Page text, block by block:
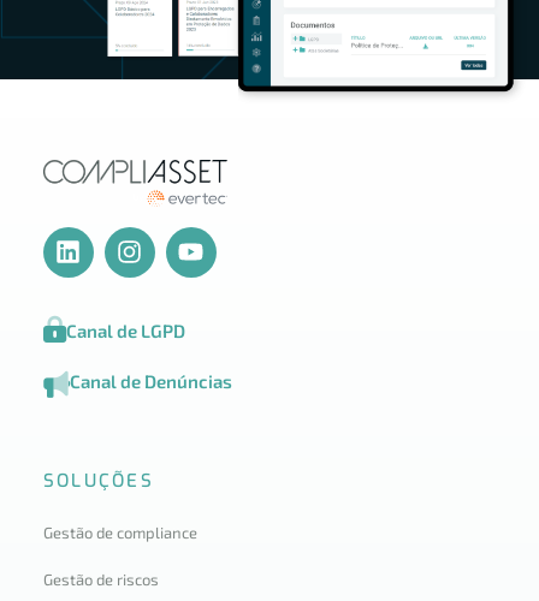
Canal de LGPD
Canal de Denúncias
SOLUÇÕES
Gestão de compliance
Gestão de riscos